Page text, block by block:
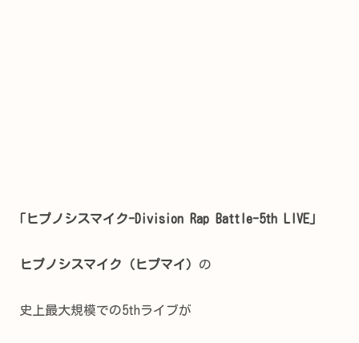
｢ヒプノシスマイク-Division Rap Battle-5th LIVE｣
ヒプノシスマイク（ヒプマイ） の
史上最大規模での5thライブが